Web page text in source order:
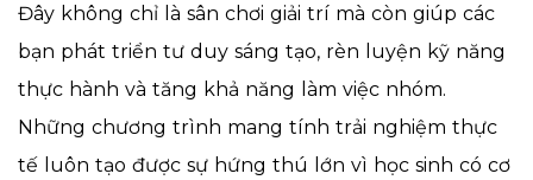
Đây không chỉ là sân chơi giải trí mà còn giúp các
bạn phát triển tư duy sáng tạo, rèn luyện kỹ năng
thực hành và tăng khả năng làm việc nhóm.
Những chương trình mang tính trải nghiệm thực
tế luôn tạo được sự hứng thú lớn vì học sinh có cơ